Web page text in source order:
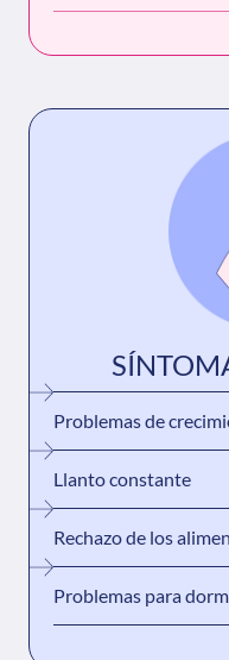
Problemas de
Llanto constante
Rechazo de los
Problemas para